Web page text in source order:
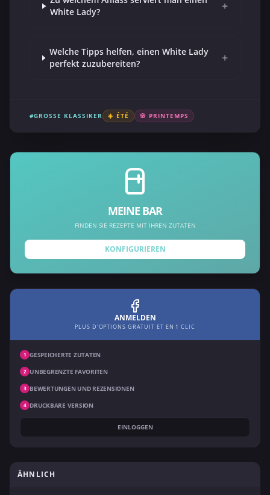
White Lady?
+
Welche Tipps helfen, einen White Lady
perfekt zuzubereiten?
+
#GROSSE KLASSIKER ☀️ ÉTÉ 🌸 PRINTEMPS
MEINE BAR
FINDEN SIE REZEPTE MIT IHREN ZUTATEN
KONFIGURIEREN
ANMELDEN
PLUS D'OPTIONS GRATUIT ET EN 1 CLIC
1 GESPEICHERTE ZUTATEN
2 UNBEGRENZTE FAVORITEN
3 BEWERTUNGEN UND REZENSIONEN
4 DRUCKBARE VERSION
EINLOGGEN
ÄHNLICH